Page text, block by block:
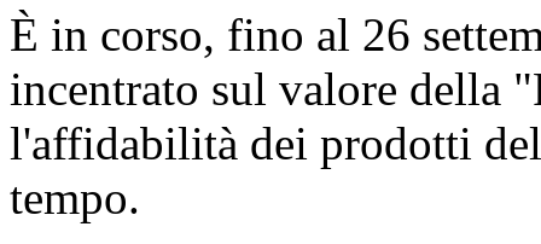
È in corso, fino al 26
incentrato sul valore della
l'affidabilità dei prodotti
tempo.